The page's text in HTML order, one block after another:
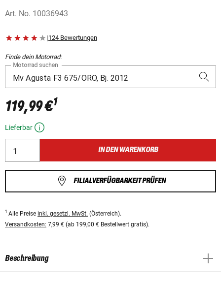
Art. No. 10036943
|124 Bewertungen
Finde dein Motorrad:
Motorrad suchen
119,99 €1
Lieferbar
IN DEN WARENKORB
FILIALVERFÜGBARKEIT PRÜFEN
1 Alle Preise inkl. gesetzl. MwSt. (Österreich).
Versandkosten: 7,99 € (ab 199,00 € Bestellwert gratis).
Beschreibung